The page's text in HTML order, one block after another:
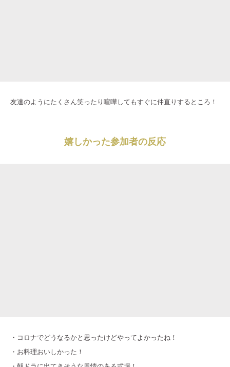
友達のようにたくさん笑ったり喧嘩してもすぐに仲直りするところ！
嬉しかった参加者の反応
・コロナでどうなるかと思ったけどやってよかったね！
・お料理おいしかった！